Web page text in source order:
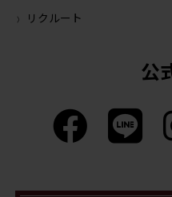
リクルート
公